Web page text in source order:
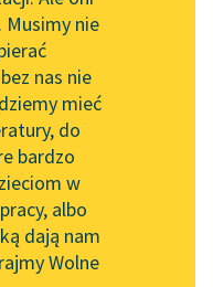
dla piszących i
PMH
Wolnych Lektur
Musimy nie
nas nie
mieć
do
bardzo
w
albo
dają nam
Wolne
na pewno,
mnie jest wicher,
jest nocy
więcej